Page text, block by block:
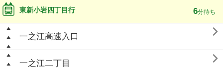
東新小岩四丁目行 6分待ち
一之江高速入口 
一之江二丁目 